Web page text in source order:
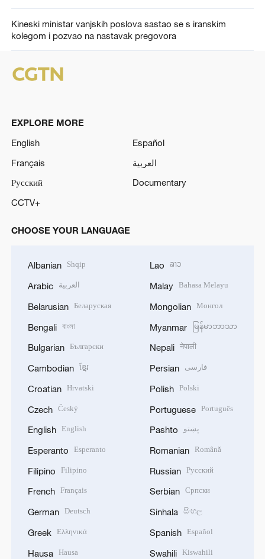
Kineski ministar vanjskih poslova sastao se s iranskim
kolegom i pozvao na nastavak pregovora
EXPLORE MORE
English
Español
Français
العربية
Русский
Documentary
CCTV+
CHOOSE YOUR LANGUAGE
Albanian Shqip
Arabic العربية
Belarusian Беларуская
Bengali বাংলা
Bulgarian Български
Cambodian ខ្មែរ
Croatian Hrvatski
Czech Český
English English
Esperanto Esperanto
Filipino Filipino
French Français
German Deutsch
Greek Ελληνικά
Hausa Hausa
Lao ລາວ
Malay Bahasa Melayu
Mongolian Монгол
Myanmar မြန်မာဘာသာ
Nepali नेपाली
Persian فارسی
Polish Polski
Portuguese Português
Pashto پښتو
Romanian Română
Russian Русский
Serbian Српски
Sinhala සිංහල
Spanish Español
Swahili Kiswahili